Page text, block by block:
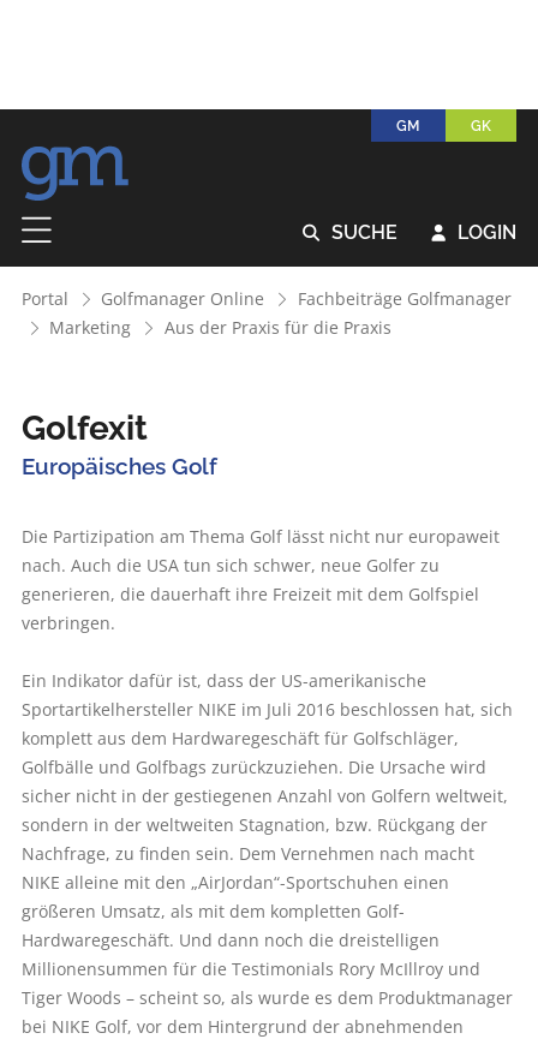
GM GK
 SUCHE  LOGIN
Portal Golfmanager Online
Fachbeiträge Golfmanager
Marketing
Aus der Praxis für die Praxis
Golfexit
Europäisches Golf
Die Partizipation am Thema Golf lässt nicht nur europaweit
nach. Auch die USA tun sich schwer, neue Golfer zu
generieren, die dauerhaft ihre Freizeit mit dem Golfspiel
verbringen.
Ein Indikator dafür ist, dass der US-amerikanische
Sportartikelhersteller NIKE im Juli 2016 beschlossen hat, sich
komplett aus dem Hardwaregeschäft für Golfschläger,
Golfbälle und Golfbags zurückzuziehen. Die Ursache wird
sicher nicht in der gestiegenen Anzahl von Golfern weltweit,
sondern in der weltweiten Stagnation, bzw. Rückgang der
Nachfrage, zu finden sein. Dem Vernehmen nach macht
NIKE alleine mit den „AirJordan“-Sportschuhen einen
größeren Umsatz, als mit dem kompletten Golf-
Hardwaregeschäft. Und dann noch die dreistelligen
Millionensummen für die Testimonials Rory McIllroy und
Tiger Woods – scheint so, als wurde es dem Produktmanager
bei NIKE Golf, vor dem Hintergrund der abnehmenden